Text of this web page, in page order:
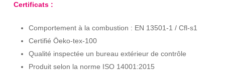
Certificats :
Comportement à la combustion : EN 13501-1 / Cfl-s1
Certifié Öeko-tex-100
Qualité inspectée un bureau extérieur de contrôle
Produit selon la norme ISO 14001:2015